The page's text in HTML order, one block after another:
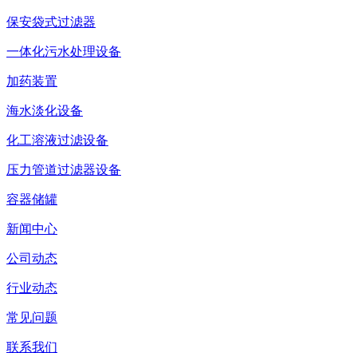
保安袋式过滤器
一体化污水处理设备
加药装置
海水淡化设备
化工溶液过滤设备
压力管道过滤器设备
容器储罐
新闻中心
公司动态
行业动态
常见问题
联系我们